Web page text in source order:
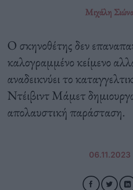
Μιχάλη
Ο σκηνοθέτης δεν
καλογραμμένο κείμενο
αναδεικνύει το
Ντέιβιντ Μάμετ
απολαυστική παράσταση.
06.11.2023